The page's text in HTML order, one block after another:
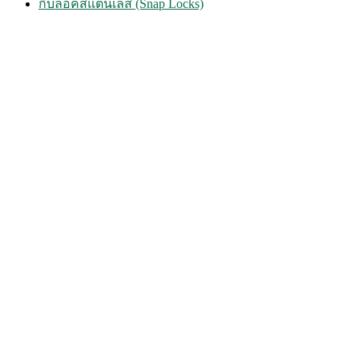
กิ๊บล็อคสแตนเลส (Snap Locks)